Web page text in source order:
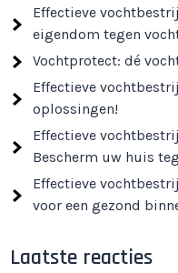
Effectieve
eigendom tegen
Vochtprotect: dé
Effectieve
oplossingen!
Effectieve
Bescherm uw huis
Effectieve
voor een gezond
Laatste reacties